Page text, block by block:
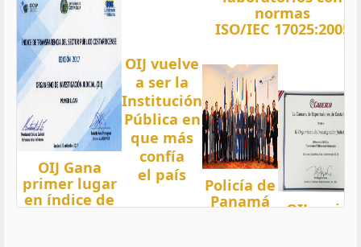
OIJ Gana
primer lugar
en índice de
OIJ vuelve
a ser la
Institución
Pública en
que más
confía
el país
normas
ISO/IEC 17025:2005
Policía de
Panamá
OIJ mejor